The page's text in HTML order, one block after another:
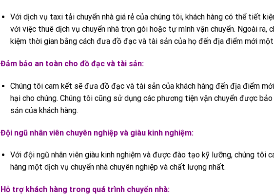
Với dịch vụ taxi tải chuyển nhà giá rẻ của chúng tôi, khách hàng có thể tiết
với việc thuê dịch vụ chuyển nhà trọn gói hoặc tự mình vận chuyển. Ngoài ra,
kiệm thời gian bằng cách đưa đồ đạc và tài sản của họ đến địa điểm mới một
Đảm bảo an toàn cho đồ đạc và tài sản:
Chúng tôi cam kết sẽ đưa đồ đạc và tài sản của khách hàng đến địa điểm
hại cho chúng. Chúng tôi cũng sử dụng các phương tiện vận chuyển được
sản của khách hàng.
Đội ngũ nhân viên chuyên nghiệp và giàu kinh nghiệm:
Với đội ngũ nhân viên giàu kinh nghiệm và được đào tạo kỹ lưỡng, chúng tôi
hàng một dịch vụ chuyển nhà chuyên nghiệp và chất lượng nhất.
Hỗ trợ khách hàng trong quá trình chuyển nhà: